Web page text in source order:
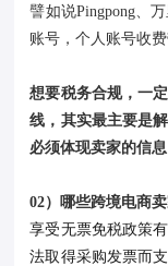
譬如说Pingpong、
账号，个人账号收
想要税务合规，一
线，其实最主要是
必须体现卖家的信息
02）哪些跨境电商
享受无票免税政策
法取得采购发票而